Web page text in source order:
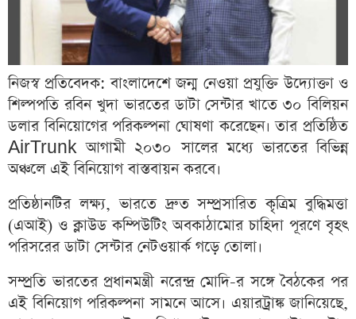
নিজস্ব প্রতিবেদক: বাংলাদেশে জন্ম নেওয়া প্রযুক্তি উদ্যোক্তা ও
শিল্পপতি রবিন খুদা ভারতের ডাটা সেন্টার খাতে ৩০ বিলিয়ন
ডলার বিনিয়োগের পরিকল্পনা ঘোষণা করেছেন। তার প্রতিষ্ঠিত
AirTrunk আগামী ২০৩০ সালের মধ্যে ভারতের বিভিন্ন
অঞ্চলে এই বিনিয়োগ বাস্তবায়ন করবে।
প্রতিষ্ঠানটির লক্ষ্য, ভারতে দ্রুত সম্প্রসারিত কৃত্রিম বুদ্ধিমত্তা
(এআই) ও ক্লাউড কম্পিউটিং অবকাঠামোর চাহিদা পূরণে বৃহৎ
পরিসরের ডাটা সেন্টার নেটওয়ার্ক গড়ে তোলা।
সম্প্রতি ভারতের প্রধানমন্ত্রী নরেন্দ্র মোদি-র সঙ্গে বৈঠকের পর
এই বিনিয়োগ পরিকল্পনা সামনে আসে। এয়ারট্রাঙ্ক জানিয়েছে,